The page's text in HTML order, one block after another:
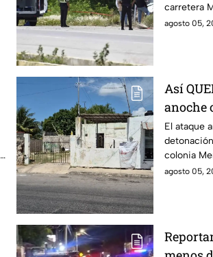
carretera
a la policía.
agosto 05,
Así
anoche
hombre
El ataque
colonia
mujer
agosto 05,